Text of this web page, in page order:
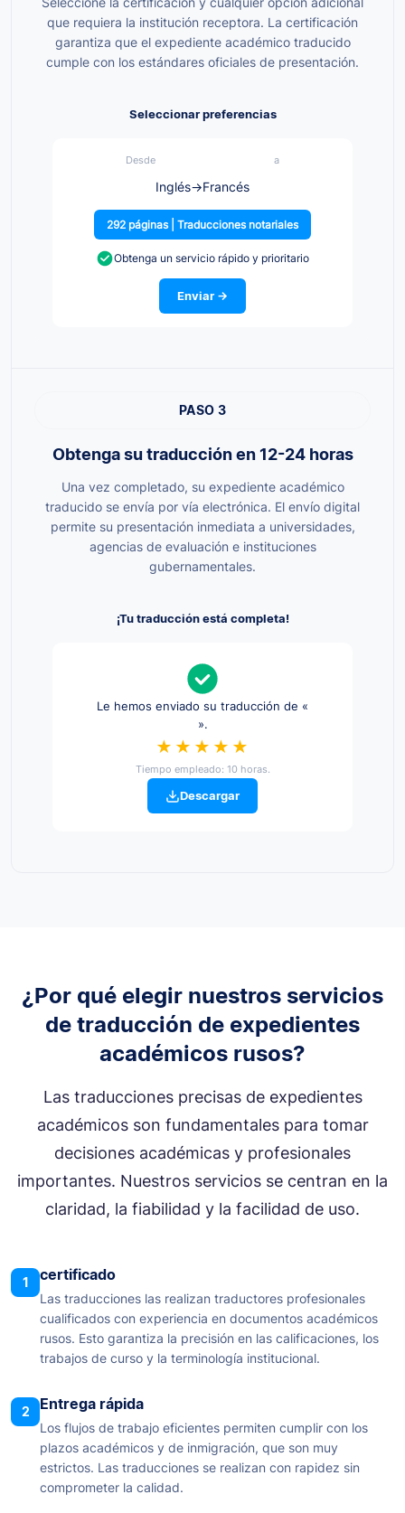
que requiera la institución receptora. La certificación
garantiza que el expediente académico traducido
cumple con los estándares oficiales de presentación.
Seleccionar preferencias
Desde a
Inglés→Francés
292 páginas | Traducciones notariales
Obtenga un servicio rápido y prioritario
Enviar →
PASO 3
Obtenga su traducción en 12-24 horas
Una vez completado, su expediente académico
traducido se envía por vía electrónica. El envío digital
permite su presentación inmediata a universidades,
agencias de evaluación e instituciones
gubernamentales.
¡Tu traducción está completa!
Le hemos enviado su traducción de «
».
★★★★★
Tiempo empleado: 10 horas.
Descargar
¿Por qué elegir nuestros servicios
de traducción de expedientes
académicos rusos?
Las traducciones precisas de expedientes
académicos son fundamentales para tomar
decisiones académicas y profesionales
importantes. Nuestros servicios se centran en la
claridad, la fiabilidad y la facilidad de uso.
1 certificado
Las traducciones las realizan traductores profesionales
cualificados con experiencia en documentos académicos
rusos. Esto garantiza la precisión en las calificaciones, los
trabajos de curso y la terminología institucional.
2 Entrega rápida
Los flujos de trabajo eficientes permiten cumplir con los
plazos académicos y de inmigración, que son muy
estrictos. Las traducciones se realizan con rapidez sin
comprometer la calidad.